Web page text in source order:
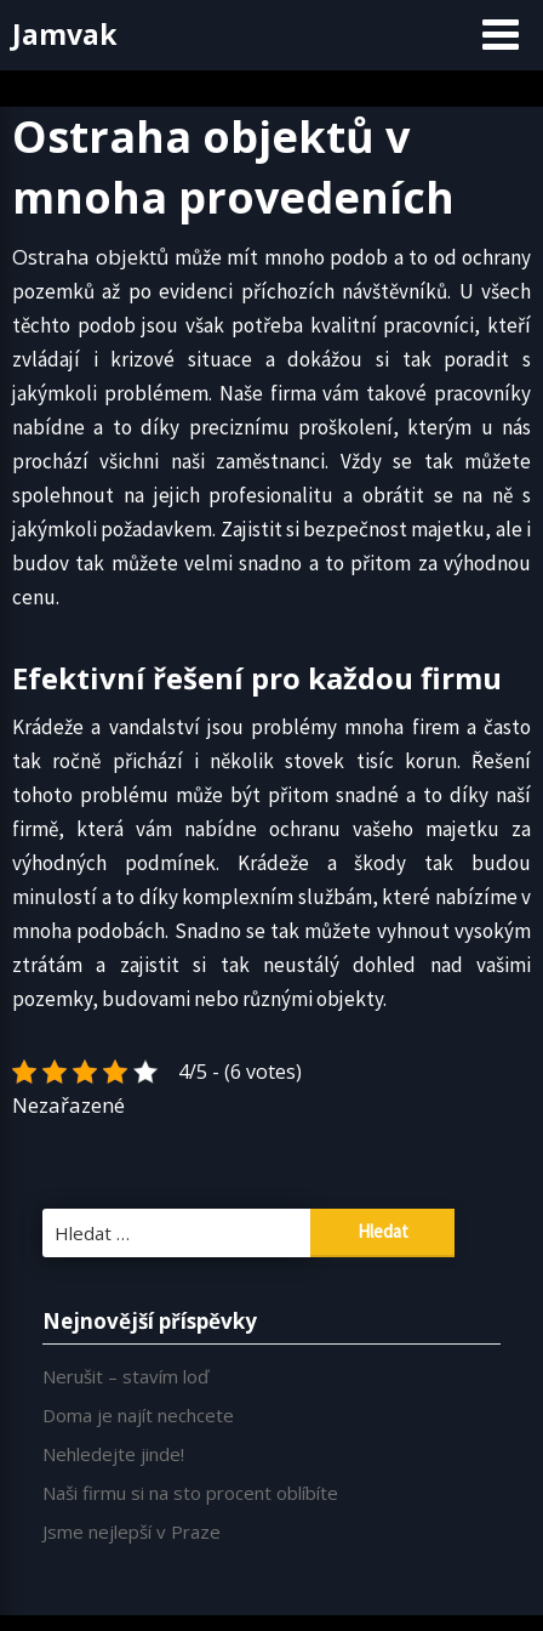
toJamvak
Ostraha objektů v
mnoha provedeních
Ostraha objektů může mít mnoho podob a to od ochrany
pozemků až po evidenci příchozích návštěvníků. U všech
těchto podob jsou však potřeba kvalitní pracovníci, kteří
zvládají i krizové situace a dokážou si tak poradit s
jakýmkoli problémem. Naše firma vám takové pracovníky
nabídne a to díky preciznímu proškolení, kterým u nás
prochází všichni naši zaměstnanci. Vždy se tak můžete
spolehnout na jejich profesionalitu a obrátit se na ně s
jakýmkoli požadavkem. Zajistit si bezpečnost majetku, ale i
budov tak můžete velmi snadno a to přitom za výhodnou
cenu.
Efektivní řešení pro každou firmu
Krádeže a vandalství jsou problémy mnoha firem a často
tak ročně přichází i několik stovek tisíc korun. Řešení
tohoto problému může být přitom snadné a to díky naší
firmě, která vám nabídne ochranu vašeho majetku za
výhodných podmínek. Krádeže a škody tak budou
minulostí a to díky komplexním službám, které nabízíme v
mnoha podobách. Snadno se tak můžete vyhnout vysokým
ztrátám a zajistit si tak neustálý dohled nad vašimi
pozemky, budovami nebo různými objekty.
4/5 - (6 votes)
Nezařazené
Nejnovější příspěvky
Nerušit – stavím loď
Doma je najít nechcete
Nehledejte jinde!
Naši firmu si na sto procent oblíbíte
Jsme nejlepší v Praze